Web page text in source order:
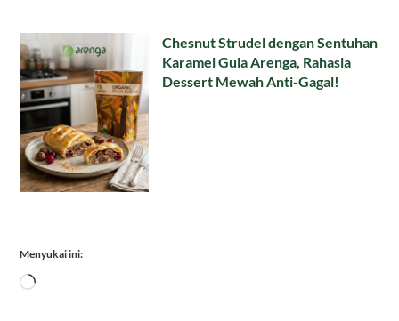
Chesnut Strudel dengan Sentuhan
Karamel Gula Arenga, Rahasia
Dessert Mewah Anti-Gagal!
Menyukai ini:
Memuat...